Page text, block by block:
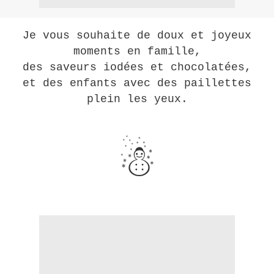
Je vous souhaite de doux et joyeux
moments en famille,
des saveurs iodées et chocolatées,
et des enfants avec des paillettes
plein les yeux.
☃